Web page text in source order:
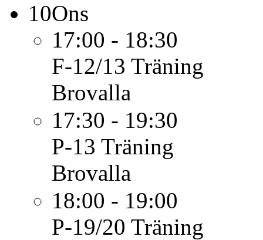
10Ons
17:00 - 18:30
F-12/13 Träning
Brovalla
17:30 - 19:30
P-13 Träning
Brovalla
18:00 - 19:00
P-19/20 Träning